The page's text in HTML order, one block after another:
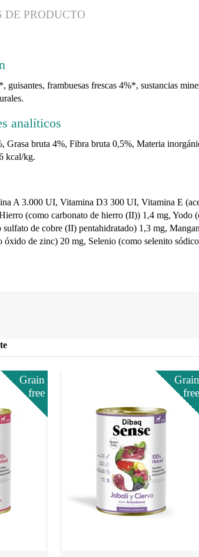
DE PRODUCTO
guisantes, frambuesas frescas 4%*, sustancias
analíticos
Grasa bruta 4%, Fibra bruta 0,5%, Materia
kcal/kg.
A 3.000 UI, Vitamina D3 300 UI, Vitamina E
(como carbonato de hierro (II)) 1,4 mg, Yodo
sulfato de cobre (II) pentahidratado) 1,3 mg,
óxido de zinc) 20 mg, Selenio (como selenito
Grain
free
Grain
free